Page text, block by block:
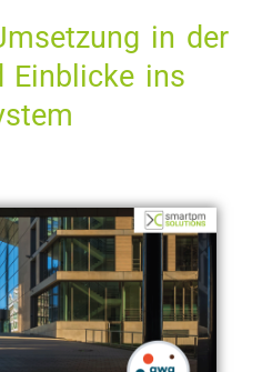
in der
Einblicke ins